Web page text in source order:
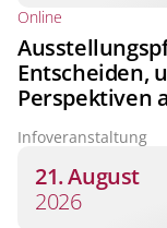
Online
Entscheiden,
Perspektiven
Infoveranstaltung
21. August
2026